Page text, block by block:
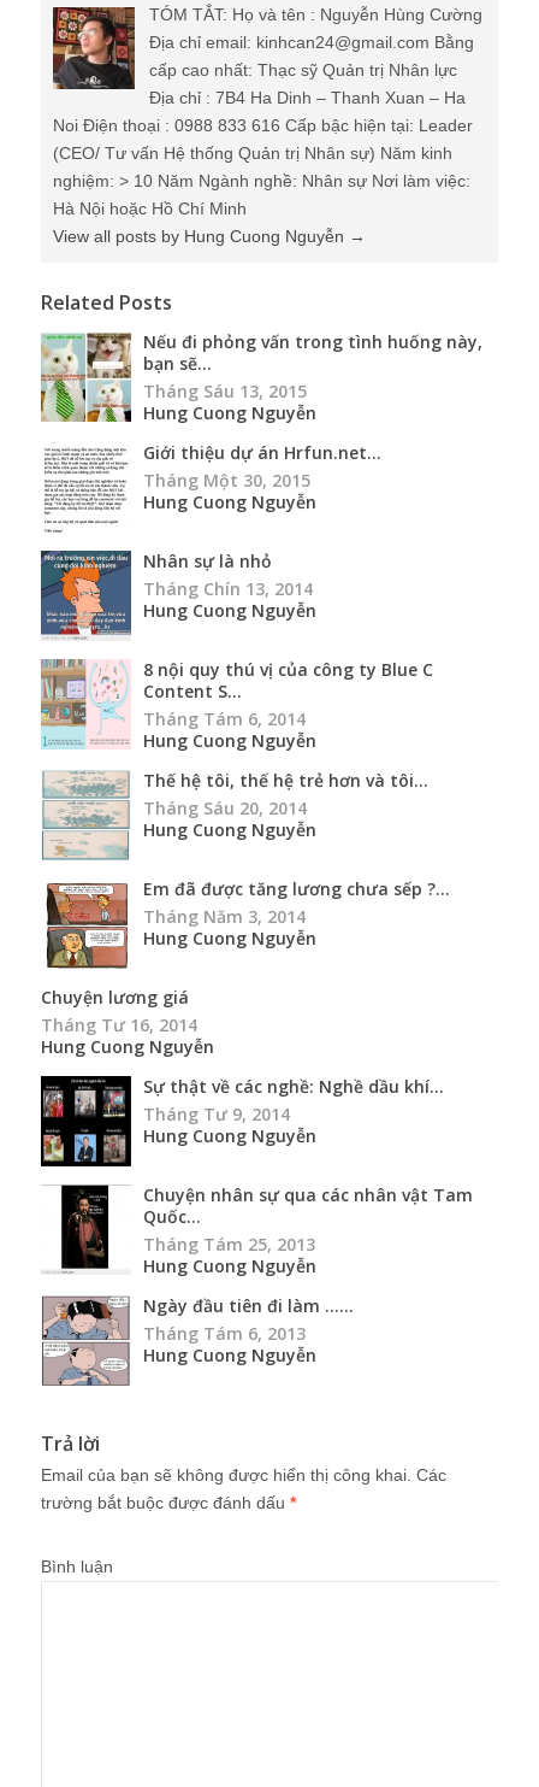
TÓM TẮT: Họ và tên : Nguyễn Hùng Cường
Địa chỉ email: kinhcan24@gmail.com Bằng
cấp cao nhất: Thạc sỹ Quản trị Nhân lực
Địa chỉ : 7B4 Ha Dinh – Thanh Xuan – Ha
Noi Điện thoại : 0988 833 616 Cấp bậc hiện tại: Leader
(CEO/ Tư vấn Hệ thống Quản trị Nhân sự) Năm kinh
nghiệm: > 10 Năm Ngành nghề: Nhân sự Nơi làm việc:
Hà Nội hoặc Hồ Chí Minh
View all posts by Hung Cuong Nguyễn →
Related Posts
Nếu đi phỏng vấn trong tình huống này,
bạn sẽ...
Tháng Sáu 13, 2015
Hung Cuong Nguyễn
Giới thiệu dự án Hrfun.net...
Tháng Một 30, 2015
Hung Cuong Nguyễn
Nhân sự là nhỏ
Tháng Chín 13, 2014
Hung Cuong Nguyễn
8 nội quy thú vị của công ty Blue C
Content S...
Tháng Tám 6, 2014
Hung Cuong Nguyễn
Thế hệ tôi, thế hệ trẻ hơn và tôi...
Tháng Sáu 20, 2014
Hung Cuong Nguyễn
Em đã được tăng lương chưa sếp ?...
Tháng Năm 3, 2014
Hung Cuong Nguyễn
Chuyện lương giá
Tháng Tư 16, 2014
Hung Cuong Nguyễn
Sự thật về các nghề: Nghề dầu khí...
Tháng Tư 9, 2014
Hung Cuong Nguyễn
Chuyện nhân sự qua các nhân vật Tam
Quốc...
Tháng Tám 25, 2013
Hung Cuong Nguyễn
Ngày đầu tiên đi làm …...
Tháng Tám 6, 2013
Hung Cuong Nguyễn
Trả lời
Email của bạn sẽ không được hiển thị công khai. Các
trường bắt buộc được đánh dấu *
Bình luận